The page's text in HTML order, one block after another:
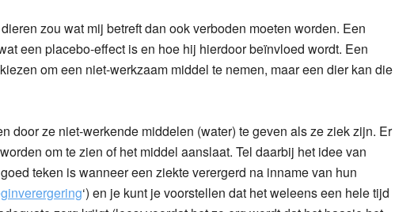
zou wat mij betreft dan ook verboden moeten worden. Een
een placebo-effect is en hoe hij hierdoor beïnvloed wordt. Een
om een niet-werkzaam middel te nemen, maar een dier kan die
door ze niet-werkende middelen (water) te geven als ze ziek zijn. Er
om te zien of het middel aanslaat. Tel daarbij het idee van
teken is wanneer een ziekte verergerd na inname van hun
‘) en je kunt je voorstellen dat het weleens een hele tijd